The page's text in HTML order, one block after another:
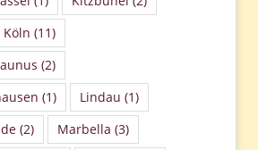
Köln (11)
(2)
(1) Lindau (1)
(2) Marbella (3)